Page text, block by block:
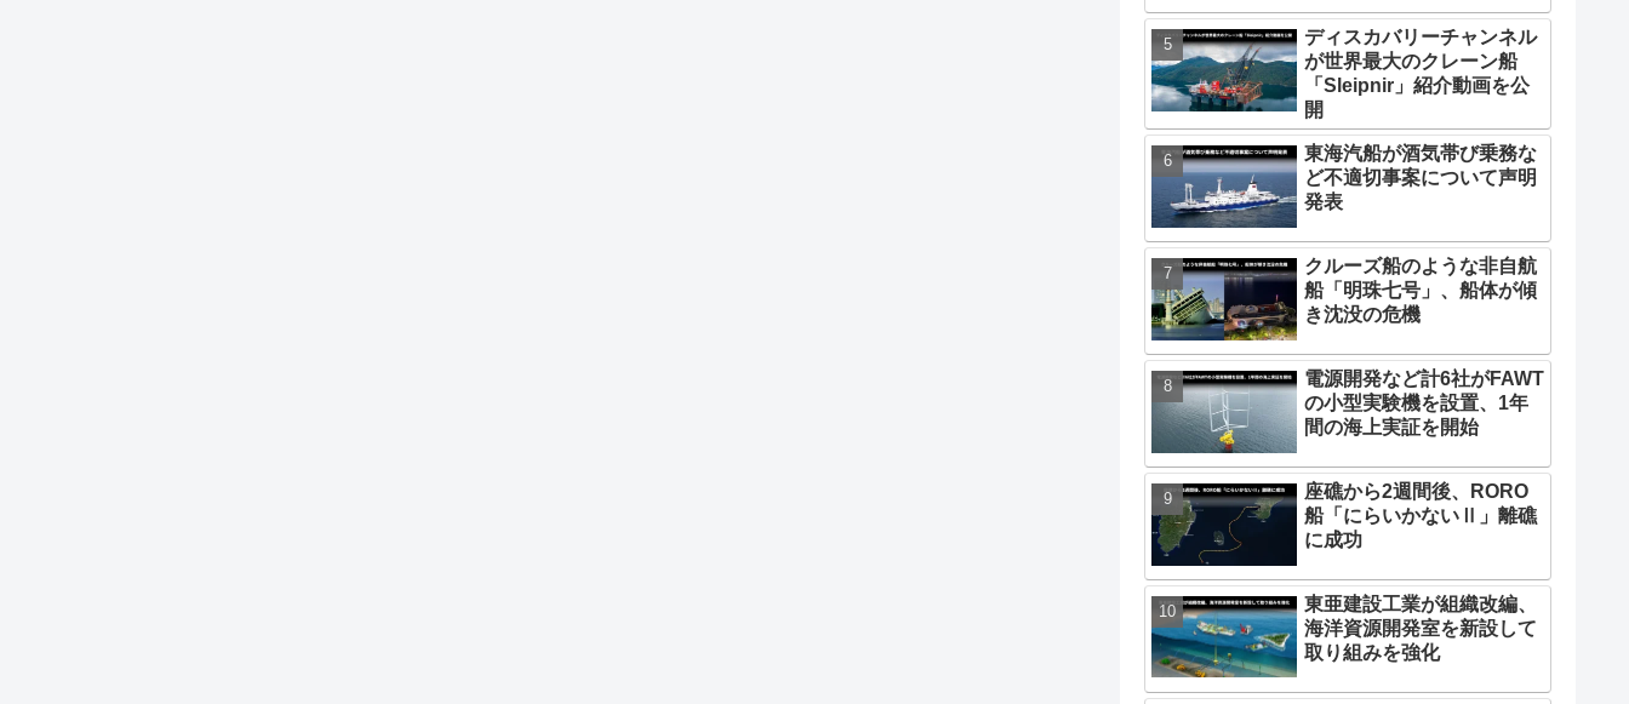
ディスカバリーチャンネル
が世界最大のクレーン船
「Sleipnir」紹介動画を公
開
東海汽船が酒気帯び乗務な
ど不適切事案について声明
発表
クルーズ船のような非自航
船「明珠七号」、船体が傾
き沈没の危機
電源開発など計6社がFAWT
の小型実験機を設置、1年
間の海上実証を開始
座礁から2週間後、RORO
船「にらいかないⅡ」離礁
に成功
東亜建設工業が組織改編、
海洋資源開発室を新設して
取り組みを強化